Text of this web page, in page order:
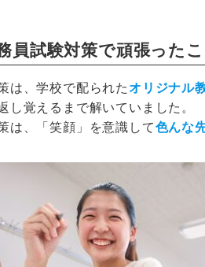
員試験対策で頑張った
は、学校で配られたオリジナル
し覚えるまで解いていました。
は、「笑顔」を意識して色んな